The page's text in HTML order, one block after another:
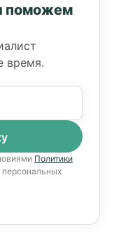
поможем
время.
Политики
персональных